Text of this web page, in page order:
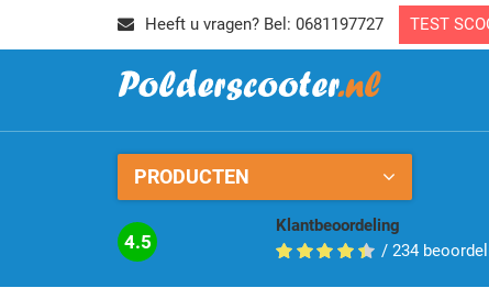
Heeft u vragen? Bel: 0681197727 TEST
PRODUCTEN
4.5
Klantbeoordeling
/ 234